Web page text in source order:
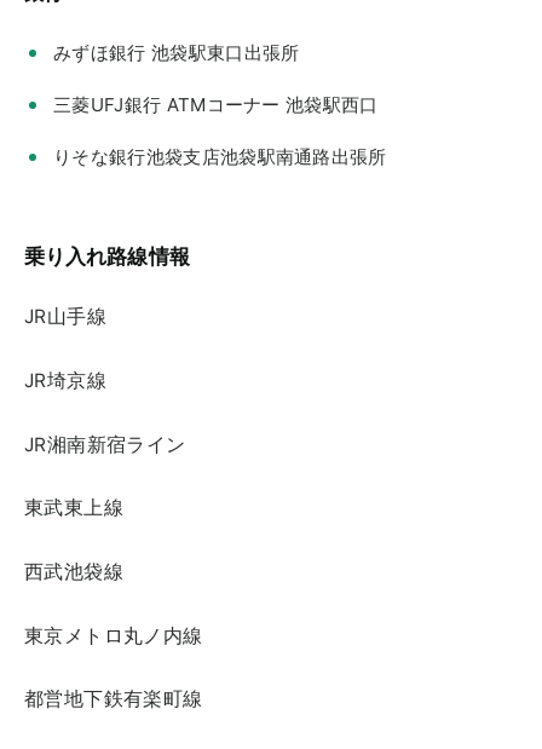
みずほ銀行 池袋駅東口出張所
三菱UFJ銀行 ATMコーナー 池袋駅西口
りそな銀行池袋支店池袋駅南通路出張所
乗り入れ路線情報
JR山手線
JR埼京線
JR湘南新宿ライン
東武東上線
西武池袋線
東京メトロ丸ノ内線
都営地下鉄有楽町線